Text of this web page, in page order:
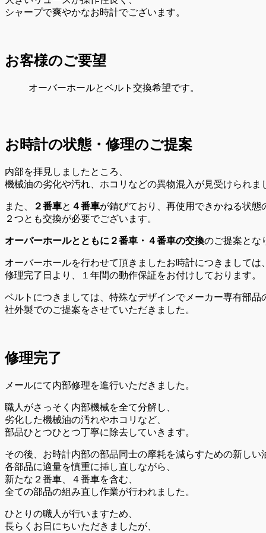
シャープで爽やかなお時計でございます。
お客様のご要望
オーバーホールとベルト交換希望です。
お時計の状態・修理のご提案
内部を拝見しましたところ、
機械油の劣化や汚れ、ホコリなどの異物混入が見受けられま
また、 ２番車と ４番車が錆びており、再使用できかねる状態
２つとも交換が必要でございます。
オーバーホールとともに２番車・４番車の交換のご提案とな
オーバーホールを行わせて頂きましたお時計につきましては、
修理完了日より、１年間の動作保証をお付けしております。
ベルトにつきましては、特殊なデザインでメーカー専有部品
社外製でのご提案をさせていただきました。
修理完了
メールにて内部修理を進行いただきました。
職人がさっそく内部機械を全て分解し、
劣化した機械油の汚れやホコリなど、
部品ひとつひとつ丁寧に除去していきます。
その後、お時計内部の部品同士の摩耗を減らすための新しい
各部品に適量を慎重に挿し直しながら、
新たな２番車、４番車を含む、
全ての部品の組み直し作業が行われました。
ひとりの職人が行いますため、
長らくお日にちいただきましたが、